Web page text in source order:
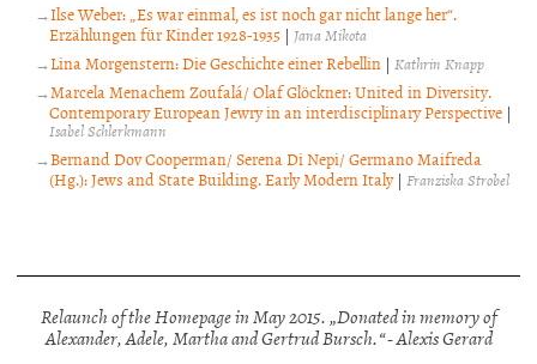
Ilse Weber: „Es war einmal, es ist noch gar nicht lange her“.
Erzählungen für Kinder 1928-1935 | Jana Mikota
Lina Morgenstern: Die Geschichte einer Rebellin |Kathrin Knapp
Marcela Menachem Zoufalá/ Olaf Glöckner: United in Diversity.
Contemporary European Jewry in an interdisciplinary Perspective |
Isabel Schlerkmann
Bernand Dov Cooperman/ Serena Di Nepi/ Germano Maifreda
(Hg.): Jews and State Building. Early Modern Italy| Franziska Strobel
Relaunch of the Homepage in May 2015. „Donated in memory of
Alexander, Adele, Martha and Gertrud Bursch.“ - Alexis Gerard